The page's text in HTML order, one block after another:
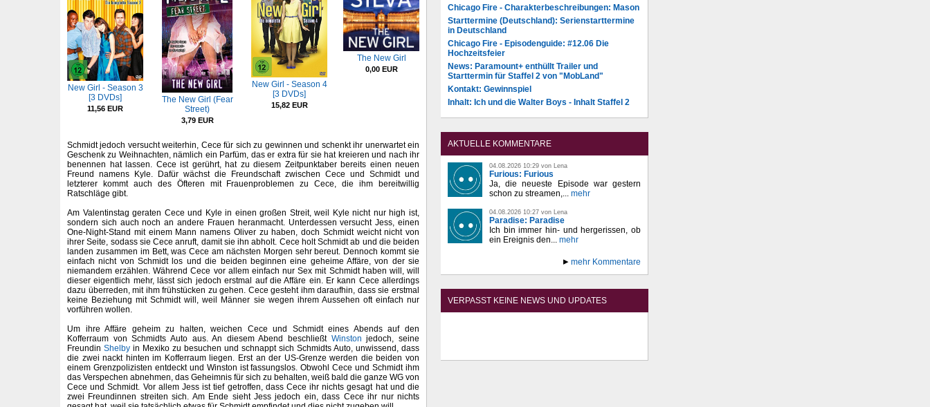
New Girl - Season 3
[3 DVDs]
11,56 EUR
The New Girl (Fear
Street)
3,79 EUR
New Girl - Season 4
[3 DVDs]
15,82 EUR
The New Girl
0,00 EUR
Schmidt jedoch versucht weiterhin, Cece für sich zu gewinnen und schenkt ihr unerwartet ein
Geschenk zu Weihnachten, nämlich ein Parfüm, das er extra für sie hat kreieren und nach ihr
benennen hat lassen. Cece ist gerührt, hat zu diesem Zeitpunktaber bereits einen neuen
Freund namens Kyle. Dafür wächst die Freundschaft zwischen Cece und Schmidt und
letzterer kommt auch des Öfteren mit Frauenproblemen zu Cece, die ihm bereitwillig
Ratschläge gibt.
Am Valentinstag geraten Cece und Kyle in einen großen Streit, weil Kyle nicht nur high ist,
sondern sich auch noch an andere Frauen heranmacht. Unterdessen versucht Jess, einen
One-Night-Stand mit einem Mann namens Oliver zu haben, doch Schmidt weicht nicht von
ihrer Seite, sodass sie Cece anruft, damit sie ihn abholt. Cece holt Schmidt ab und die beiden
landen zusammen im Bett, was Cece am nächsten Morgen sehr bereut. Dennoch kommt sie
einfach nicht von Schmidt los und die beiden beginnen eine geheime Affäre, von der sie
niemandem erzählen. Während Cece vor allem einfach nur Sex mit Schmidt haben will, will
dieser eigentlich mehr, lässt sich jedoch erstmal auf die Affäre ein. Er kann Cece allerdings
dazu überreden, mit ihm frühstücken zu gehen. Cece gesteht ihm daraufhin, dass sie erstmal
keine Beziehung mit Schmidt will, weil Männer sie wegen ihrem Aussehen oft einfach nur
vorführen wollen.
Um ihre Affäre geheim zu halten, weichen Cece und Schmidt eines Abends auf den
Kofferraum von Schmidts Auto aus. An diesem Abend beschließt Winston jedoch, seine
Freundin Shelby in Mexiko zu besuchen und schnappt sich Schmidts Auto, unwissend, dass
die zwei nackt hinten im Kofferraum liegen. Erst an der US-Grenze werden die beiden von
einem Grenzpolizisten entdeckt und Winston ist fassungslos. Obwohl Cece und Schmidt ihm
das Verspechen abnehmen, das Geheimnis für sich zu behalten, weiß bald die ganze WG von
Cece und Schmidt. Vor allem Jess ist tief getroffen, dass Cece ihr nichts gesagt hat und die
zwei Freundinnen streiten sich. Am Ende sieht Jess jedoch ein, dass Cece ihr nur nichts
Chicago Fire - Charakterbeschreibungen: Mason
Starttermine (Deutschland): Serienstarttermine
in Deutschland
Chicago Fire - Episodenguide: #12.06 Die
Hochzeitsfeier
News: Paramount+ enthüllt Trailer und
Starttermin für Staffel 2 von "MobLand"
Kontakt: Gewinnspiel
Inhalt: Ich und die Walter Boys - Inhalt Staffel 2
AKTUELLE KOMMENTARE
04.08.2026 10:29 von Lena
Furious: Furious
Ja, die neueste Episode war gestern
schon zu streamen,... mehr
04.08.2026 10:27 von Lena
Paradise: Paradise
Ich bin immer hin- und hergerissen, ob
ein Ereignis den... mehr
mehr Kommentare
VERPASST KEINE NEWS UND UPDATES